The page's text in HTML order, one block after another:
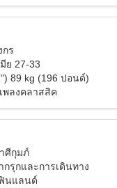
กร
ย 27-33
89 kg (196 ปอนด์)
พลงคลาสสิค
ศีกุมภ์
รุกและการเดินทาง
นแลนด์